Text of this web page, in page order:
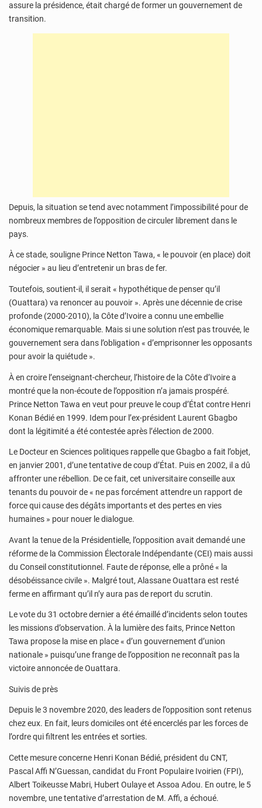
assure la présidence, était chargé de former un gouvernement de
transition.
Depuis, la situation se tend avec notamment l’impossibilité pour de
nombreux membres de l’opposition de circuler librement dans le
pays.
À ce stade, souligne Prince Netton Tawa, « le pouvoir (en place) doit
négocier » au lieu d’entretenir un bras de fer.
Toutefois, soutient-il, il serait « hypothétique de penser qu’il
(Ouattara) va renoncer au pouvoir ». Après une décennie de crise
profonde (2000-2010), la Côte d’Ivoire a connu une embellie
économique remarquable. Mais si une solution n’est pas trouvée, le
gouvernement sera dans l’obligation « d’emprisonner les opposants
pour avoir la quiétude ».
À en croire l’enseignant-chercheur, l’histoire de la Côte d’Ivoire a
montré que la non-écoute de l’opposition n’a jamais prospéré.
Prince Netton Tawa en veut pour preuve le coup d’État contre Henri
Konan Bédié en 1999. Idem pour l’ex-président Laurent Gbagbo
dont la légitimité a été contestée après l’élection de 2000.
Le Docteur en Sciences politiques rappelle que Gbagbo a fait l’objet,
en janvier 2001, d’une tentative de coup d’État. Puis en 2002, il a dû
affronter une rébellion. De ce fait, cet universitaire conseille aux
tenants du pouvoir de « ne pas forcément attendre un rapport de
force qui cause des dégâts importants et des pertes en vies
humaines » pour nouer le dialogue.
Avant la tenue de la Présidentielle, l’opposition avait demandé une
réforme de la Commission Électorale Indépendante (CEI) mais aussi
du Conseil constitutionnel. Faute de réponse, elle a prôné « la
désobéissance civile ». Malgré tout, Alassane Ouattara est resté
ferme en affirmant qu’il n’y aura pas de report du scrutin.
Le vote du 31 octobre dernier a été émaillé d’incidents selon toutes
les missions d’observation. À la lumière des faits, Prince Netton
Tawa propose la mise en place « d’un gouvernement d’union
nationale » puisqu’une frange de l’opposition ne reconnaît pas la
victoire annoncée de Ouattara.
Suivis de près
Depuis le 3 novembre 2020, des leaders de l’opposition sont retenus
chez eux. En fait, leurs domiciles ont été encerclés par les forces de
l’ordre qui filtrent les entrées et sorties.
Cette mesure concerne Henri Konan Bédié, président du CNT,
Pascal Affi N’Guessan, candidat du Front Populaire Ivoirien (FPI),
Albert Toikeusse Mabri, Hubert Oulaye et Assoa Adou. En outre, le 5
novembre, une tentative d’arrestation de M. Affi, a échoué.